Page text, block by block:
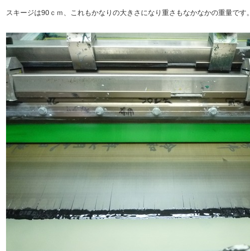
スキージは90ｃｍ、これもかなりの大きさになり重さもなかなかの重量です。